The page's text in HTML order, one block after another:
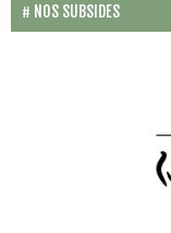
NOS SUBSIDES